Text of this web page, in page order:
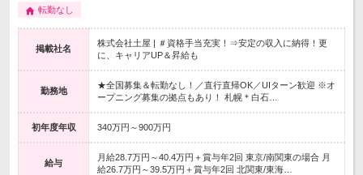
転勤なし
掲載社名
株式会社土屋 | ＃資格手当充実！⇒安定の収入に納得！更
に、キャリアUP＆昇給も
勤務地
★全国募集＆転勤なし！／直行直帰OK／UIターン歓迎 ※オ
ープニング募集の拠点もあり！ 札幌＊白石…
初年度年収 340万円～900万円
給与
月給28.7万円～40.4万円＋賞与年2回 東京/南関東の場合 月
給26.7万円～39.5万円＋賞与年2回 北関東/東海…